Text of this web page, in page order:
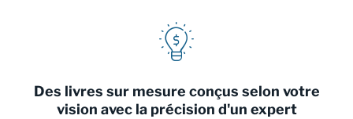
Des livres sur mesure conçus selon votre
vision avec la précision d'un expert